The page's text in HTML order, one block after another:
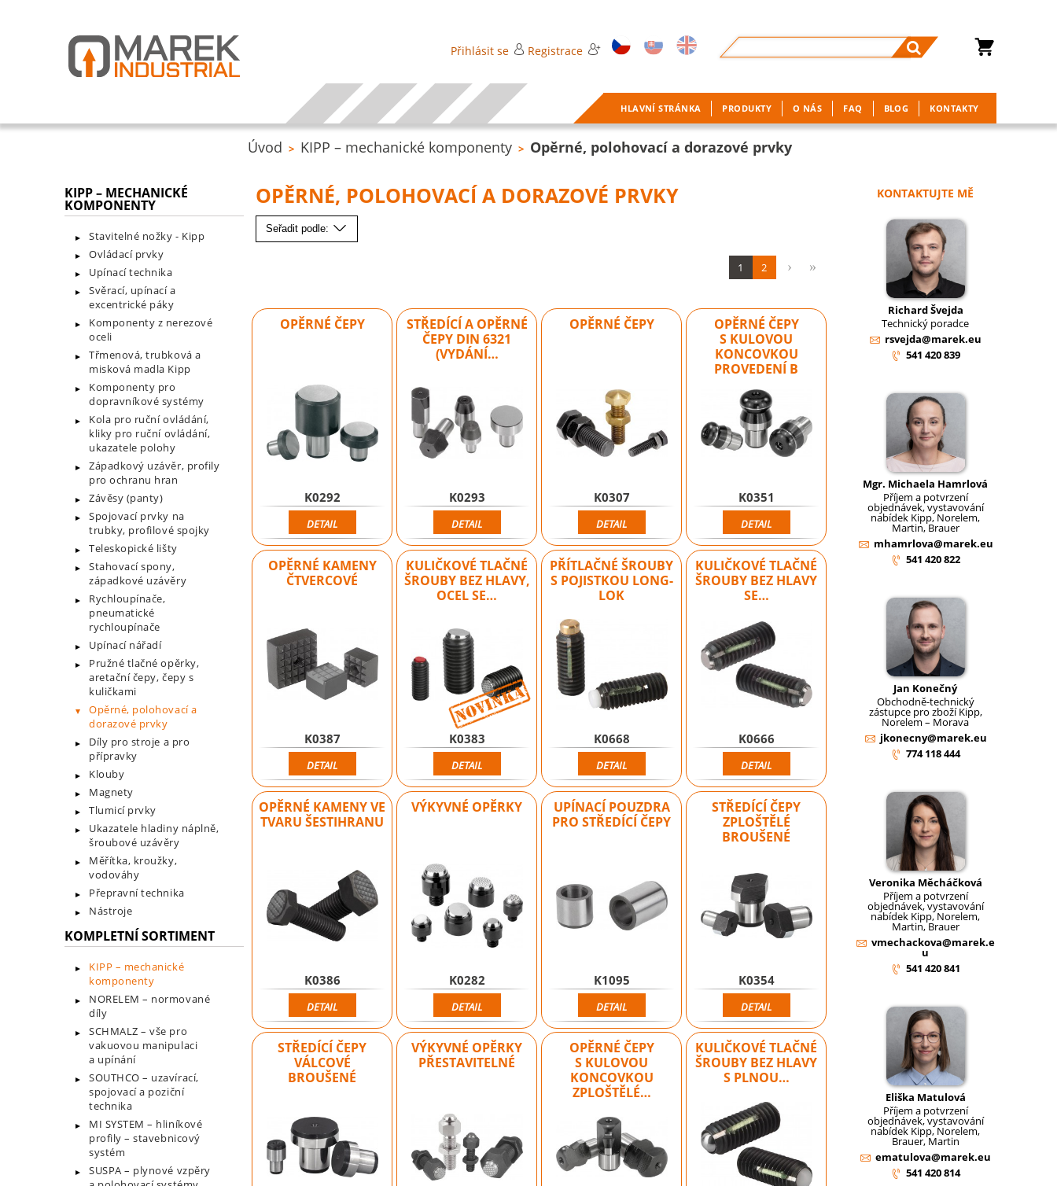
Přihlásit se Registrace
HLAVNÍ STRÁNKA PRODUKTY O NÁS FAQ BLOG KONTAKTY
Úvod > KIPP – mechanické komponenty > Opěrné, polohovací a dorazové prvky
KIPP – MECHANICKÉ
KOMPONENTY
Stavitelné nožky - Kipp
Ovládací prvky
Upínací technika
Svěrací, upínací a
excentrické páky
Komponenty z nerezové
oceli
Třmenová, trubková a
misková madla Kipp
Komponenty pro
dopravníkové systémy
Kola pro ruční ovládání,
kliky pro ruční ovládání,
ukazatele polohy
Západkový uzávěr, profily
pro ochranu hran
Závěsy (panty)
Spojovací prvky na
trubky, profilové spojky
Teleskopické lišty
Stahovací spony,
západkové uzávěry
Rychloupínače,
pneumatické
rychloupínače
Upínací nářadí
Pružné tlačné opěrky,
aretační čepy, čepy s
kuličkami
Opěrné, polohovací a
dorazové prvky
Díly pro stroje a pro
přípravky
Klouby
Magnety
Tlumicí prvky
Ukazatele hladiny náplně,
šroubové uzávěry
Měřítka, kroužky,
vodováhy
Přepravní technika
Nástroje
KOMPLETNÍ SORTIMENT
KIPP – mechanické
komponenty
NORELEM – normované
díly
SCHMALZ – vše pro
vakuovou manipulaci
a upínání
SOUTHCO – uzavírací,
spojovací a poziční
technika
MI SYSTEM – hliníkové
profily – stavebnicový
systém
SUSPA – plynové vzpěry
OPĚRNÉ, POLOHOVACÍ A DORAZOVÉ PRVKY
Seřadit podle:
1 2
OPĚRNÉ ČEPY
K0292
DETAIL
STŘEDÍCÍ A OPĚRNÉ
ČEPY DIN 6321
(VYDÁNÍ…
K0293
DETAIL
OPĚRNÉ ČEPY
K0307
DETAIL
OPĚRNÉ ČEPY
S KULOVOU
KONCOVKOU
PROVEDENÍ B
K0351
DETAIL
OPĚRNÉ KAMENY
ČTVERCOVÉ
K0387
DETAIL
KULIČKOVÉ TLAČNÉ
ŠROUBY BEZ HLAVY,
OCEL SE…
Novinka
K0383
DETAIL
PŘÍTLAČNÉ ŠROUBY
S POJISTKOU LONG-
LOK
K0668
DETAIL
KULIČKOVÉ TLAČNÉ
ŠROUBY BEZ HLAVY
SE…
K0666
DETAIL
OPĚRNÉ KAMENY VE
TVARU ŠESTIHRANU
K0386
DETAIL
VÝKYVNÉ OPĚRKY
K0282
DETAIL
UPÍNACÍ POUZDRA
PRO STŘEDÍCÍ ČEPY
K1095
DETAIL
STŘEDÍCÍ ČEPY
ZPLOŠTĚLÉ
BROUŠENÉ
K0354
DETAIL
STŘEDÍCÍ ČEPY
VÁLCOVÉ
BROUŠENÉ
VÝKYVNÉ OPĚRKY
PŘESTAVITELNÉ
OPĚRNÉ ČEPY
S KULOVOU
KONCOVKOU
ZPLOŠTĚLÉ…
KULIČKOVÉ TLAČNÉ
ŠROUBY BEZ HLAVY
S PLNOU…
KONTAKTUJTE MĚ
Richard Švejda
Technický poradce
rsvejda@marek.eu
541 420 839
Mgr. Michaela Hamrlová
Příjem a potvrzení
objednávek, vystavování
nabídek Kipp, Norelem,
Martin, Brauer
mhamrlova@marek.eu
541 420 822
Jan Konečný
Obchodně-technický
zástupce pro zboží Kipp,
Norelem – Morava
jkonecny@marek.eu
774 118 444
Veronika Měcháčková
Příjem a potvrzení
objednávek, vystavování
nabídek Kipp, Norelem,
Martin, Brauer
vmechackova@marek.e
u
541 420 841
Eliška Matulová
Příjem a potvrzení
objednávek, vystavování
nabídek Kipp, Norelem,
Brauer, Martin
ematulova@marek.eu
541 420 814